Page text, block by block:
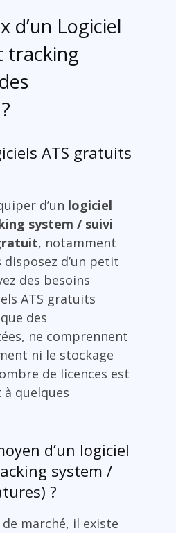
d’un Logiciel
tracking
ATS gratuits
d’un logiciel
system / suivi
, notamment
d’un petit
des besoins
ATS gratuits
des
ne comprennent
ni le stockage
de licences est
quelques
d’un logiciel
system /
?
marché, il existe